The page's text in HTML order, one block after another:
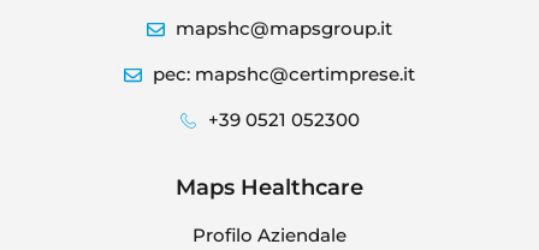
mapshc@mapsgroup.it
pec: mapshc@certimprese.it
+39 0521 052300
Maps Healthcare
Profilo Aziendale